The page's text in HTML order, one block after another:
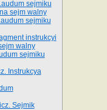
sejmiku
sejm walny
sejmiku
instrukcyi
walny
sejmiku
Instrukcya
Sejmik